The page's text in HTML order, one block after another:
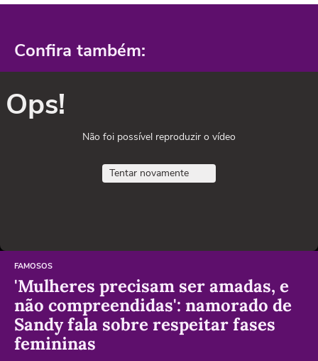
Confira também:
Ops!
Não foi possível reproduzir o vídeo
Tentar novamente
FAMOSOS
'Mulheres precisam ser amadas, e
não compreendidas': namorado de
Sandy fala sobre respeitar fases
femininas